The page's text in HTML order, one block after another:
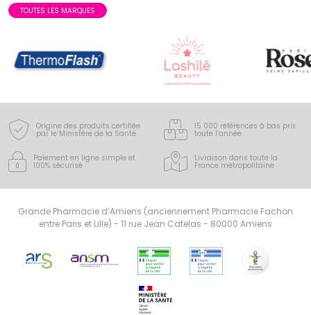
TOUTES LES MARQUES
Origine des produits certifiée
par le Ministère de la Santé
15 000 références à bas prix
toute l’année
Paiement en ligne simple et
100% sécurisé
Livraison dans toute la
France métropolitaine
Grande Pharmacie d’Amiens (anciennement Pharmacie Fachon
entre Paris et Lille) - 11 rue Jean Catelas - 80000 Amiens